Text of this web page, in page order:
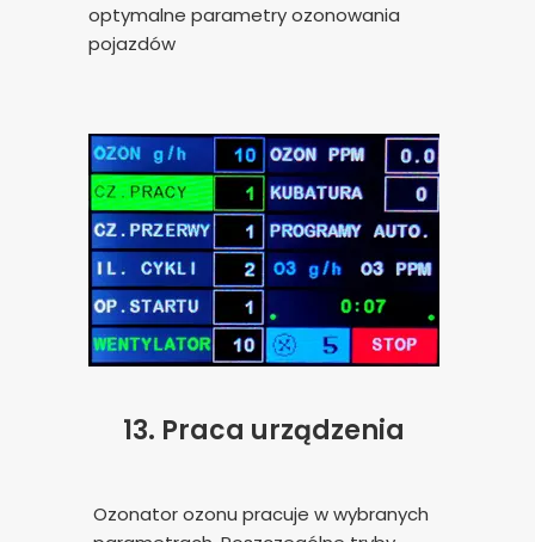
13. Praca urządzenia
Ozonator ozonu pracuje w wybranych
optymalne parametry ozonowania
pojazdów